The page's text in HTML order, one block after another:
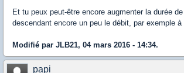
Et tu peux peut-être encore augmenter la durée
descendant encore un peu le débit, par exemple
Modifié par JLB21, 04 mars 2016 - 14:34.
papi